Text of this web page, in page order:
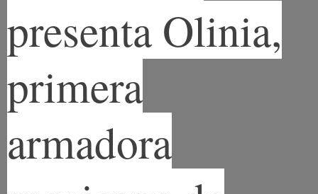
presenta Olinia,
primera
armadora